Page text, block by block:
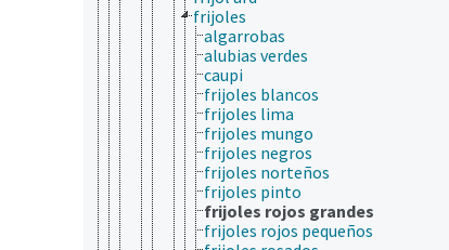
frijoles
algarrobas
alubias verdes
caupi
frijoles blancos
frijoles lima
frijoles mungo
frijoles negros
frijoles norteños
frijoles pinto
frijoles rojos grandes
frijoles rojos pequeños